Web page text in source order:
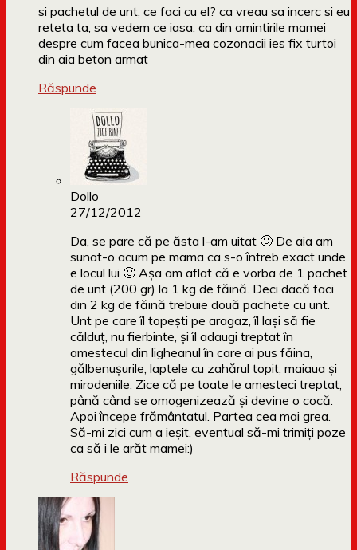
si pachetul de unt, ce faci cu el? ca vreau sa incerc si eu
reteta ta, sa vedem ce iasa, ca din amintirile mamei
despre cum facea bunica-mea cozonacii ies fix turtoi
din aia beton armat
Răspunde
Dollo
27/12/2012
Da, se pare că pe ăsta l-am uitat 🙂 De aia am
sunat-o acum pe mama ca s-o întreb exact unde
e locul lui 🙂 Așa am aflat că e vorba de 1 pachet
de unt (200 gr) la 1 kg de făină. Deci dacă faci
din 2 kg de făină trebuie două pachete cu unt.
Unt pe care îl topești pe aragaz, îl lași să fie
călduț, nu fierbinte, și îl adaugi treptat în
amestecul din ligheanul în care ai pus făina,
gălbenușurile, laptele cu zahărul topit, maiaua și
mirodeniile. Zice că pe toate le amesteci treptat,
până când se omogenizează și devine o cocă.
Apoi începe frământatul. Partea cea mai grea.
Să-mi zici cum a ieșit, eventual să-mi trimiți poze
ca să i le arăt mamei:)
Răspunde